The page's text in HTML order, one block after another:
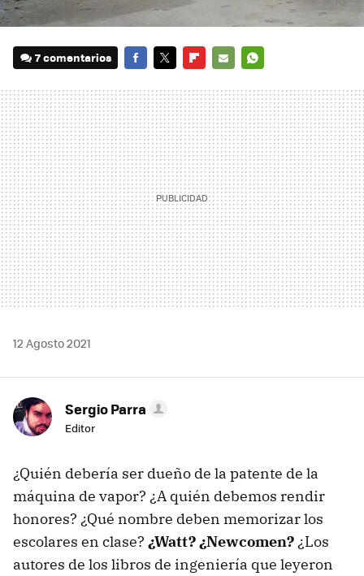
7 comentarios
MAIL
12 Agosto 2021
Sergio Parra
Editor
¿Quién debería ser dueño de la patente de la
máquina de vapor? ¿A quién debemos rendir
honores? ¿Qué nombre deben memorizar los
escolares en clase? ¿Watt? ¿Newcomen?¿Los
autores de los libros de ingeniería que leyeron